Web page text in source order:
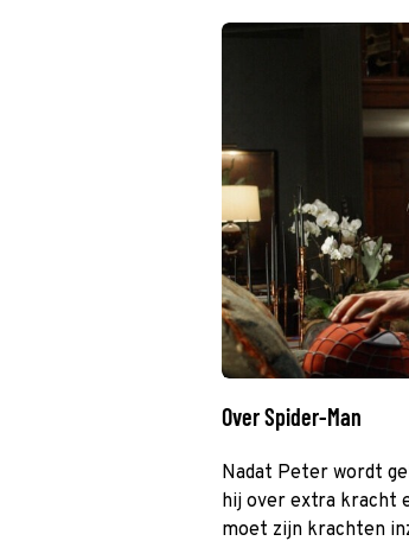
Over Spider-Man
Nadat Peter wordt
hij over extra kracht
moet zijn krachten